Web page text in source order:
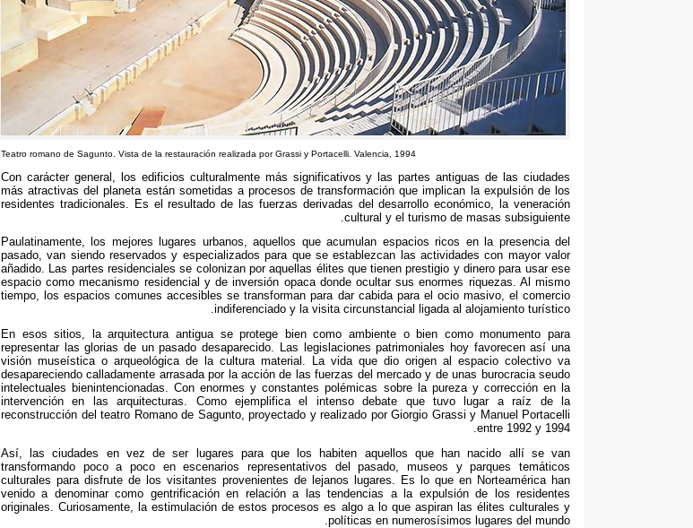
Teatro romano de Sagunto Vista de la restauración realizada por Grassi y Portacelli Valencia , 1994
Con carácter general
los edificios culturalmente más significativos y las partes antiguas de las ciudades
más atractivas del planeta están sometidas a procesos de transformación que implican la expulsión de los
residentes tradicionales
Es el resultado de las fuerzas derivadas del desarrollo económico ,la veneración
cultural y el turismo de masas subsiguiente
Paulatinamente, los mejores lugares urbanos,aquellos que acumulan espacios ricos en la presencia del
pasado,van siendo reservados y especializados para que se establezcan las actividades con mayor valor
añadido. Las partes residenciales se colonizan por aquellas élites que tienen prestigio y dinero para usar ese
espacio como mecanismo residencial y de inversión opaca donde ocultar sus enormes riquezas. Al mismo
tiempo, los espacios comunes accesibles se transforman para dar cabida para el ocio masivo, el comercio
indiferenciado y la visita circunstancial ligada al alojamiento turístico
.
En esos sitios,
la arquitectura antigua se protege bien como ambiente o bien como monumento para
representar las glorias de un pasado desaparecido. Las legislaciones patrimoniales hoy favorecen así una
visión museística o arqueológica de la cultura material .
La vida que dio origen al espacio colectivo va
desapareciendo calladamente arrasada por la acción de las fuerzas del mercado y de unas burocracia seudo
intelectuales bienintencionadas.Con enormes y constantes polémicas sobre la pureza y corrección en la
intervención en las arquitecturas. Como ejemplifica el intenso debate que tuvo lugar a raíz de la
reconstrucción del teatro Romano de Sagunto, proyectado y realizado por Giorgio Grassi y Manuel Portacelli
entre 1992 y 1994.
Así
las ciudades en vez de ser lugares para que los habiten aquellos que han nacido allí se van
transformando poco a poco en escenarios representativos del pasado ,museos y parques temáticos
culturales para disfrute de los visitantes provenientes de lejanos lugares
Es lo que en Norteamérica han
venido a denominar como gentrificación en relación a las tendencias a la expulsión de los residentes
originales .Curiosamente
la estimulación de estos procesos es algo a lo que aspiran las élites culturales y
políticas en numerosísimos lugares del mundo